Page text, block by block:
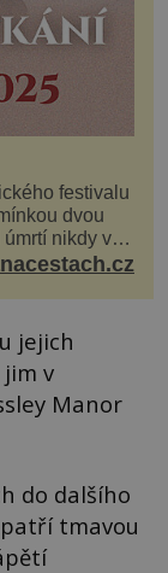
festivalu
dvou
úmrtí nikdy v
z Tr...
jejich
v
Manor
do dalšího
tmavou